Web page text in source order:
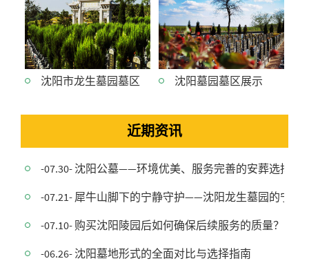
沈阳市龙生墓园墓区 沈阳墓园墓区展示
近期资讯
-07.30- 沈阳公墓——环境优美、服务完善的安葬选择
-07.21- 犀牛山脚下的宁静守护——沈阳龙生墓园的宁静
-07.10- 购买沈阳陵园后如何确保后续服务的质量？
-06.26- 沈阳墓地形式的全面对比与选择指南